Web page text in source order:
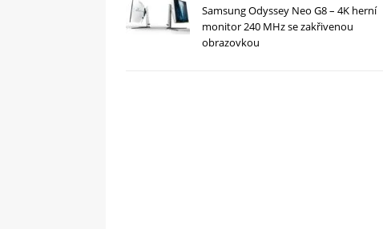
Samsung Odyssey Neo G8 – 4K herní
monitor 240 MHz se zakřivenou
obrazovkou